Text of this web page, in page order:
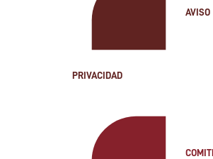
PRIVACIDAD